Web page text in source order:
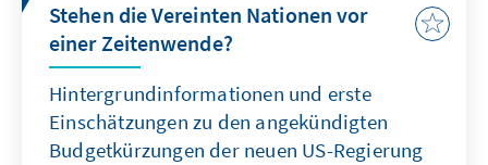
Stehen die Vereinten Nationen vor
einer Zeitenwende?
Hintergrundinformationen und erste
Einschätzungen zu den angekündigten
Budgetkürzungen der neuen US-Regierung